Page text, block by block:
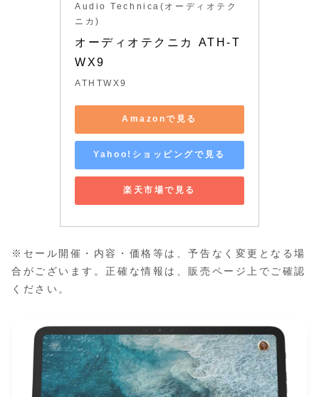
Audio Technica(オーディオテク
ニカ)
オーディオテクニカ ATH-T
WX9
ATHTWX9
Amazonで見る
Yahoo!ショッピングで見る
楽天市場で見る
※セール開催・内容・価格等は、予告なく変更となる場
合がございます。正確な情報は、販売ページ上でご確認
ください。